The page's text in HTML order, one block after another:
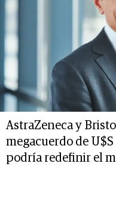
AstraZeneca y
megacuerdo de
podría redefinir el